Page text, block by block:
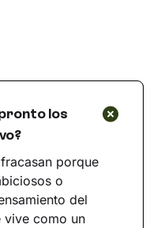
los
porque
o
del
vive como un